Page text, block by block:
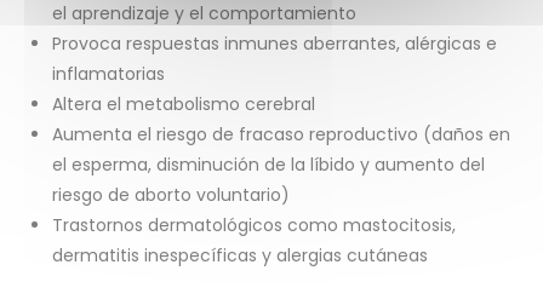
el aprendizaje y el comportamiento
Provoca respuestas inmunes aberrantes, alérgicas e
inflamatorias
Altera el metabolismo cerebral
Aumenta el riesgo de fracaso reproductivo (daños en
el esperma, disminución de la líbido y aumento del
riesgo de aborto voluntario)
Trastornos dermatológicos como mastocitosis,
dermatitis inespecíficas y alergias cutáneas